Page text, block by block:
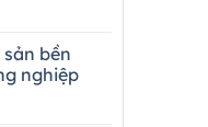
bền
nghiệp